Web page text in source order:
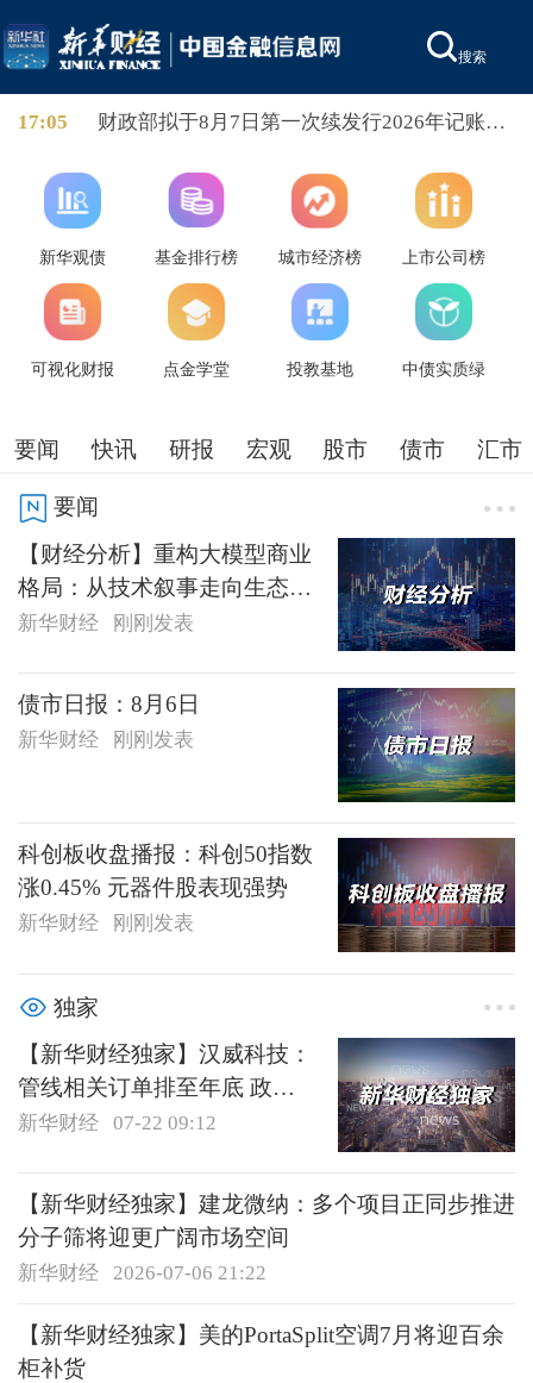
搜索
17:05
财政部拟于8月7日第一次续发行2026年记账式
固定利率附息债，竞争性招标面值总额1400亿
元，进行甲类成员追加投标。票面利率与之前
发行的同期国债相同，为1.07%。本次续发行国
债招标结束至2026年8月10日进行分销，8月12
日起与之前发行的同期国债合并上市交易。
新华观债 基金排行榜 城市经济榜 上市公司榜
可视化财报 点金学堂 投教基地 中债实质绿
要闻 快讯 研报 宏观 股市 债市 汇市
要闻
【财经分析】重构大模型商业
格局：从技术叙事走向生态博
弈
新华财经 刚刚发表
债市日报：8月6日
新华财经 刚刚发表
科创板收盘播报：科创50指数
涨0.45% 元器件股表现强势
新华财经 刚刚发表
独家
【新华财经独家】汉威科技：
管线相关订单排至年底 政策
红利仍处于释放期
新华财经 07-22 09:12
【新华财经独家】建龙微纳：多个项目正同步推进
分子筛将迎更广阔市场空间
新华财经 2026-07-06 21:22
【新华财经独家】美的PortaSplit空调7月将迎百余
柜补货